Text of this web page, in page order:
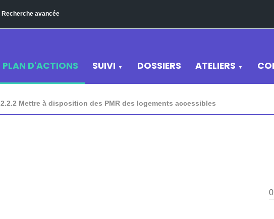
Recherche avancée
PLAN D'ACTIONS SUIVI ▼ DOSSIERS ATELIERS ▼
2.2.2 Mettre à disposition des PMR des logements accessibles
0